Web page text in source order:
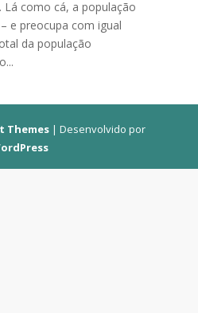
como cá, a população
e preocupa com igual
da população
Themes| Desenvolvido por